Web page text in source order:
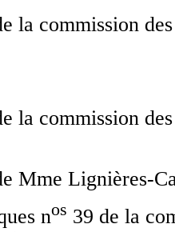
la commission
la commission
Mme Lignières-
nos 39 de la